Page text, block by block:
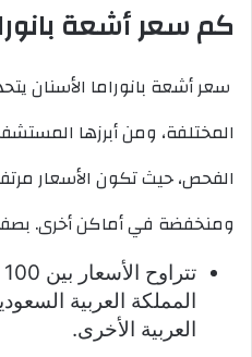
كم سعر أشعة بانوراما
سعر أشعة بانوراما الأسنان
المختلفة، ومن أبرزها
الفحص، حيث تكون الأسعار
ومنخفضة في أماكن أخرى.
المملكة العربية
العربية الأخرى.